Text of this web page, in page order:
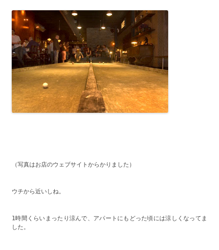
（写真はお店のウェブサイトからかりました）
ウチから近いしね。
1時間くらいまったり涼んで、アパートにもどった頃には涼しくなってま
した。